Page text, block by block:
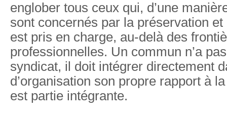
englober tous ceux qui, d’une
sont concernés par la préservation
est pris en charge, au-delà des
professionnelles. Un commun n’a
syndicat, il doit intégrer directement
d’organisation son propre rapport à
est partie intégrante.